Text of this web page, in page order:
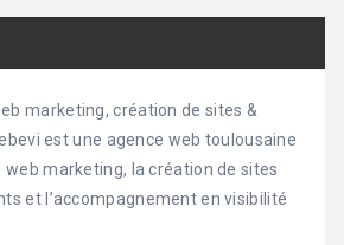
marketing, création de sites &
est une agence web toulousaine
web marketing, la création de sites
et l’accompagnement en visibilité